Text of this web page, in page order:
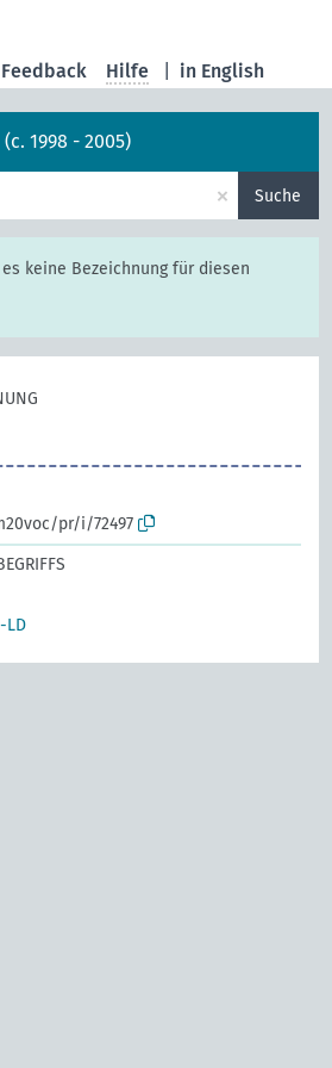
in English
Feedback Hilfe
1998 - 2005)
× Suche
keine Bezeichnung für diesen
pr/i/72497
LD